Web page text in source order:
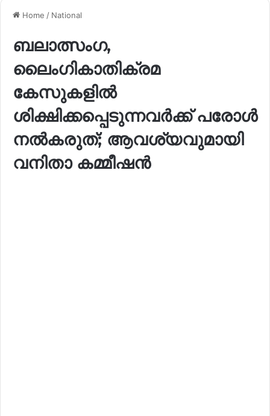
Home / National
ബലാത്സംഗ,
ലൈംഗികാതിക്രമ
കേസുകളില്‍
ശിക്ഷിക്കപ്പെടുന്നവര്‍ക്ക് പരോള്‍
നല്‍കരുത്; ആവശ്യവുമായി
വനിതാ കമ്മീഷന്‍